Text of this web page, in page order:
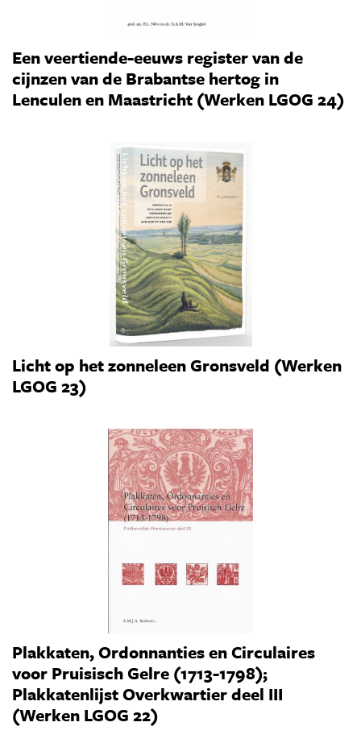
Een veertiende-eeuws register van de
cijnzen van de Brabantse hertog in
Lenculen en Maastricht (Werken LGOG 24)
Licht op het zonneleen Gronsveld (Werken
LGOG 23)
Plakkaten, Ordonnanties en Circulaires
voor Pruisisch Gelre (1713-1798);
Plakkatenlijst Overkwartier deel III
(Werken LGOG 22)